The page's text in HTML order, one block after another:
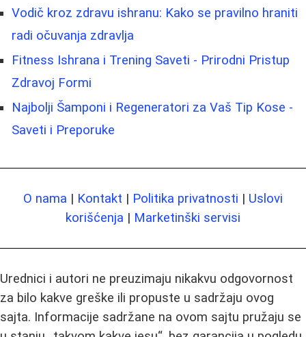
Vodič kroz zdravu ishranu: Kako se pravilno hraniti
radi očuvanja zdravlja
Fitness Ishrana i Trening Saveti - Prirodni Pristup
Zdravoj Formi
Najbolji Šamponi i Regeneratori za Vaš Tip Kose -
Saveti i Preporuke
O nama | Kontakt | Politika privatnosti | Uslovi
korišćenja | Marketinški servisi
Urednici i autori ne preuzimaju nikakvu odgovornost
za bilo kakve greške ili propuste u sadržaju ovog
sajta. Informacije sadržane na ovom sajtu pružaju se